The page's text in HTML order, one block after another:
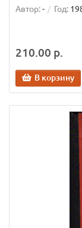
Автор:- Год:
210.00 р.
В корзину